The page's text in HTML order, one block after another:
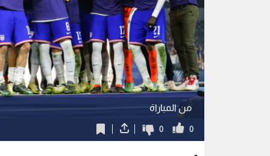
من المباراة
0
0